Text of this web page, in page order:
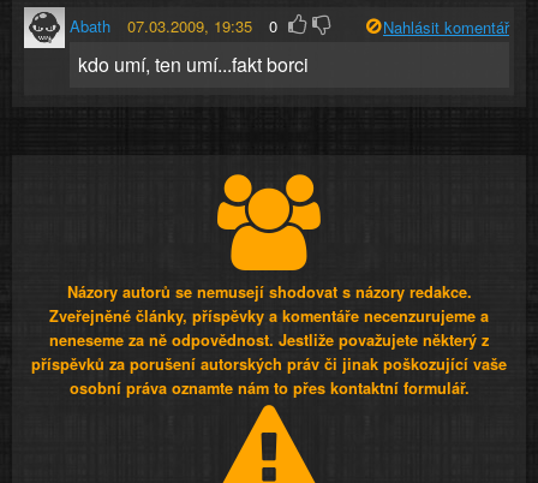
Abath 07.03.2009, 19:35 0 Nahlásit komentář
kdo umí, ten umí...fakt borci
Názory autorů se nemusejí shodovat s názory redakce.
Zveřejněné články, příspěvky a komentáře necenzurujeme a
neneseme za ně odpovědnost. Jestliže považujete některý z
příspěvků za porušení autorských práv či jinak poškozující vaše
osobní práva oznamte nám to přes kontaktní formulář.